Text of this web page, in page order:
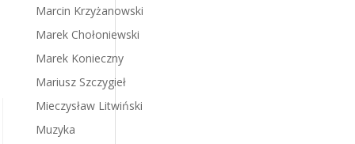
Marcin Krzyżanowski
Marek Chołoniewski
Marek Konieczny
Mariusz Szczygieł
Mieczysław Litwiński
Muzyka